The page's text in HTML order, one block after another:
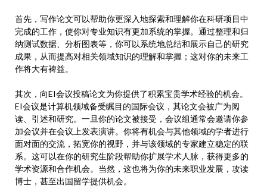
首先，写作论文可以帮助你更深入地探索和理解你在科研项目中
完成的工作，使你对专业知识有更加系统的掌握。通过整理和归
纳测试数据、分析图表等，你可以系统地总结和展示自己的研究
成果，从而提高对相关领域知识的理解和掌握；这对你的未来工
作将大有裨益。
其次，向EI会议投稿论文为你提供了积累宝贵学术经验的机会。
EI会议是计算机领域备受瞩目的国际会议，其论文会被广为阅
读、引述和研究。一旦你的论文被接受，会议组通常会邀请你参
加会议并在会议上发表演讲。你将有机会与其他领域的学者进行
面对面的交流，拓宽你的视野，并与该领域的专家建立稳定的联
系。这可以在你的研究生阶段帮助你扩展学术人脉，获得更多的
学术资源和合作机会。当然，这也将为你的未来职业发展，攻读
博士，甚至出国留学提供机会。